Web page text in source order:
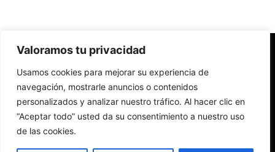
Valoramos tu privacidad
Usamos cookies para mejorar su experiencia de
navegación, mostrarle anuncios o contenidos
personalizados y analizar nuestro tráfico. Al hacer clic en
“Aceptar todo” usted da su consentimiento a nuestro uso
de las cookies.
Redes Cristianas
Una mirada alternativa sobre la Iglesia católica y la sociedad
- Colectivos de Redes Cristianas